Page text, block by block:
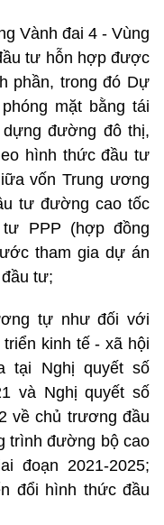
Vành đai 4 - Vùng
tư hỗn hợp được
phần, trong đó Dự
mặt bằng tái
đường đô thị,
hình thức đầu tư
vốn Trung ương
tư đường cao tốc
PPP (hợp đồng
tham gia dự án
tư;
tự như đối với
kinh tế - xã hội
tại Nghị quyết số
và Nghị quyết số
về chủ trương đầu
trình đường bộ cao
đoạn 2021-2025;
đổi hình thức đầu